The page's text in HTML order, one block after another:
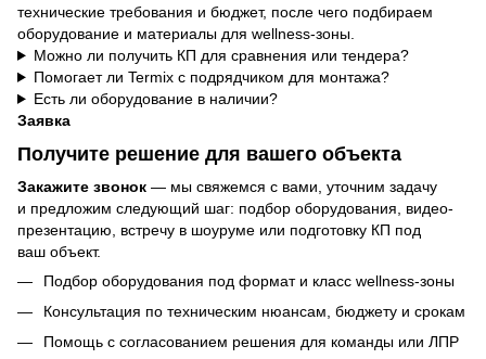
технические требования и бюджет, после чего подбираем
оборудование и материалы для wellness-зоны.
Можно ли получить КП для сравнения или тендера?
Помогает ли Termix с подрядчиком для монтажа?
Есть ли оборудование в наличии?
Заявка
Получите решение для вашего объекта
Закажите звонок — мы свяжемся с вами, уточним задачу
и предложим следующий шаг: подбор оборудования, видео-
презентацию, встречу в шоуруме или подготовку КП под
ваш объект.
Подбор оборудования под формат и класс wellness-зоны
Консультация по техническим нюансам, бюджету и срокам
Помощь с согласованием решения для команды или ЛПР